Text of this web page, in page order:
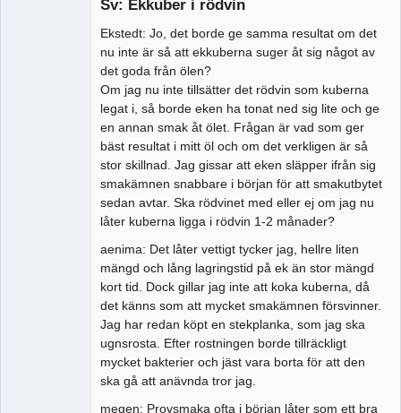
Sv: Ekkuber i rödvin
Ekstedt: Jo, det borde ge samma resultat om det
nu inte är så att ekkuberna suger åt sig något av
det goda från ölen?
Om jag nu inte tillsätter det rödvin som kuberna
legat i, så borde eken ha tonat ned sig lite och ge
en annan smak åt ölet. Frågan är vad som ger
bäst resultat i mitt öl och om det verkligen är så
stor skillnad. Jag gissar att eken släpper ifrån sig
smakämnen snabbare i början för att smakutbytet
sedan avtar. Ska rödvinet med eller ej om jag nu
låter kuberna ligga i rödvin 1-2 månader?
aenima: Det låter vettigt tycker jag, hellre liten
mängd och lång lagringstid på ek än stor mängd
kort tid. Dock gillar jag inte att koka kuberna, då
det känns som att mycket smakämnen försvinner.
Jag har redan köpt en stekplanka, som jag ska
ugnsrosta. Efter rostningen borde tillräckligt
mycket bakterier och jäst vara borta för att den
ska gå att anävnda tror jag.
megen: Provsmaka ofta i början låter som ett bra